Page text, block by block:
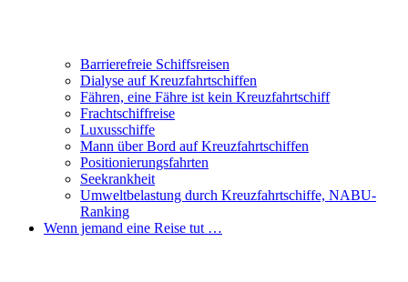
Barrierefreie Schiffsreisen
Dialyse auf Kreuzfahrtschiffen
Fähren, eine Fähre ist kein Kreuzfahrtschiff
Frachtschiffreise
Luxusschiffe
Mann über Bord auf Kreuzfahrtschiffen
Positionierungsfahrten
Seekrankheit
Umweltbelastung durch Kreuzfahrtschiffe, NABU-
Ranking
Wenn jemand eine Reise tut …